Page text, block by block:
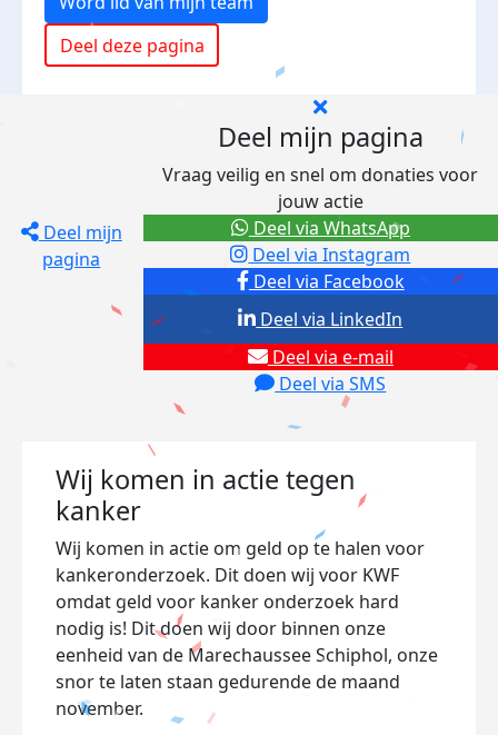
Deel deze pagina
Deel mijn
pagina
Deel mijn pagina
Vraag veilig en snel om donaties voor
jouw actie
Deel via Facebook
Deel via Instagram
Deel via e-mail
Deel via SMS
Deel via LinkedIn
Deel via WhatsApp
Wij komen in actie tegen
kanker
Wij komen in actie om geld op te halen voor
kankeronderzoek. Dit doen wij voor KWF
omdat geld voor kanker onderzoek hard
nodig is! Dit doen wij door binnen onze
eenheid van de Marechaussee Schiphol, onze
snor te laten staan gedurende de maand
november.